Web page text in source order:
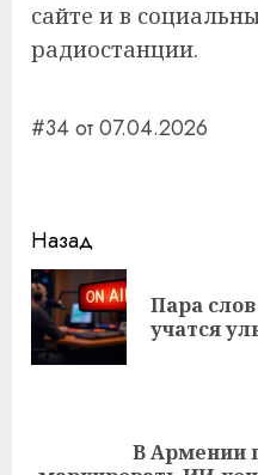
сайте и в
радиостанции.
#34 от 07.04.2026
Навигация
записи
Назад
Пара
учатся
В Армении